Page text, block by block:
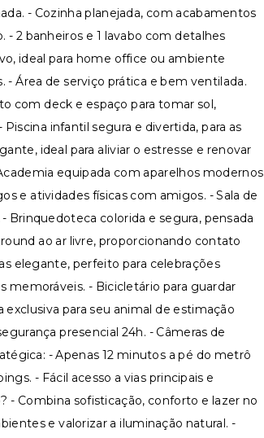
- Cozinha planejada, com acabamentos
2 banheiros e 1 lavabo com detalhes
ideal para home office ou ambiente
Área de serviço prática e bem ventilada.
com deck e espaço para tomar sol,
infantil segura e divertida, para as
ideal para aliviar o estresse e renovar
equipada com aparelhos modernos
e atividades físicas com amigos. - Sala de
Brinquedoteca colorida e segura, pensada
ao ar livre, proporcionando contato
elegante, perfeito para celebrações
memoráveis. - Bicicletário para guardar
para seu animal de estimação
presencial 24h. - Câmeras de
- Apenas 12 minutos a pé do metrô
- Fácil acesso a vias principais e
Combina sofisticação, conforto e lazer no
e valorizar a iluminação natural. -